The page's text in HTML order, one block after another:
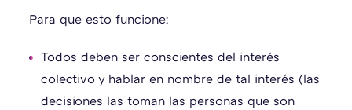
Para que esto funcione:
Todos deben ser conscientes del interés
colectivo y hablar en nombre de tal interés (las
decisiones las toman las personas que son